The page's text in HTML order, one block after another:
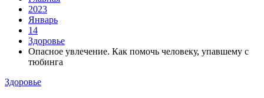
2023
Январь
14
Здоровье
Опасное увлечение. Как помочь человеку, упавшему с
тюбинга
Здоровье